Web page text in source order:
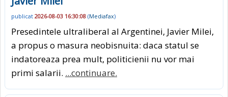
publicat 2026-08-03 16:30:08 (Mediafax)
Presedintele ultraliberal al Argentinei, Javier Milei,
a propus o masura neobisnuita: daca statul se
indatoreaza prea mult, politicienii nu vor mai
primi salarii. ...continuare.